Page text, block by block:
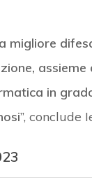
migliore
in
”, conclude